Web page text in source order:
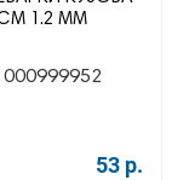
СМ 1.2 ММ
000999952
53 р.